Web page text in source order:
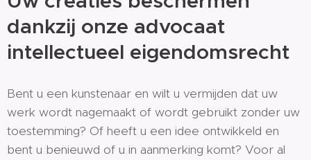
dankzij onze advocaat
intellectueel eigendomsrecht
Bent u een kunstenaar en wilt u vermijden dat uw
werk wordt nagemaakt of wordt gebruikt zonder uw
toestemming? Of heeft u een idee ontwikkeld en
bent u benieuwd of u in aanmerking komt? Voor al